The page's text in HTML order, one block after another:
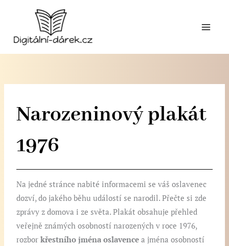
obsah
Narozeninový plakát
1976
Na jedné stránce nabité informacemi se váš oslavenec
dozví, do jakého běhu událostí se narodil. Přečte si zde
zprávy z domova i ze světa. Plakát obsahuje přehled
veřejně známých osobností narozených v roce 1976,
rozborkřestního jména oslavencea jména osobností